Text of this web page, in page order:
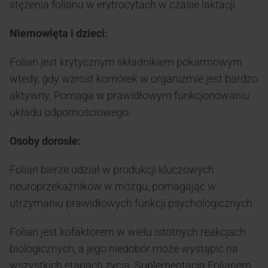
stężenia folianu w erytrocytach w czasie laktacji.
Niemowlęta i dzieci:
Folian jest krytycznym składnikiem pokarmowym
wtedy, gdy wzrost komórek w organizmie jest bardzo
aktywny. Pomaga w prawidłowym funkcjonowaniu
układu odpornościowego.
Osoby dorosłe:
Folian bierze udział w produkcji kluczowych
neuroprzekaźników w mózgu, pomagając w
utrzymaniu prawidłowych funkcji psychologicznych.
Folian jest kofaktorem w wielu istotnych reakcjach
biologicznych, a jego niedobór może wystąpić na
wszystkich etapach życia. Suplementacja Folianem